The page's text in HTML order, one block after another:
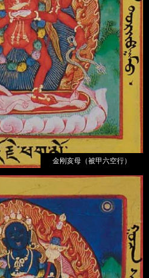
金刚亥母（被甲六空行）